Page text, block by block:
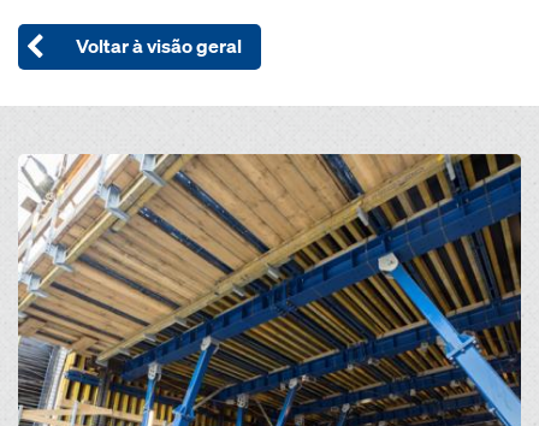
Voltar à visão geral
Open